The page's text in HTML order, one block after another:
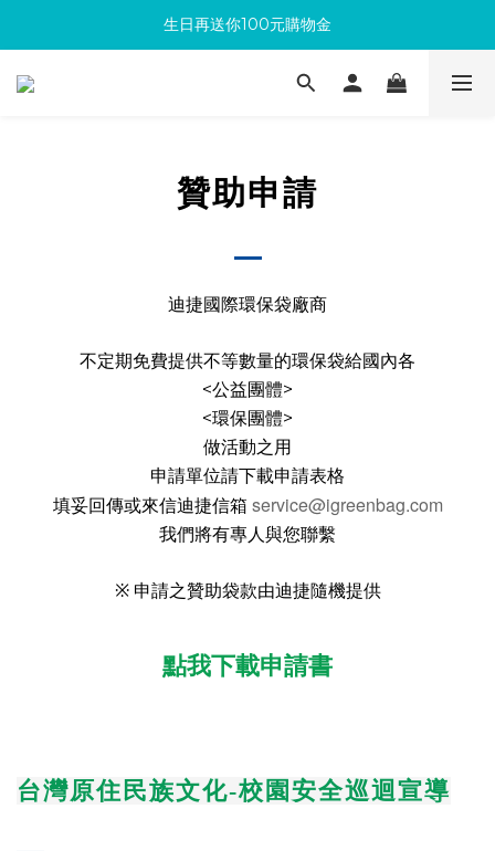
滿300回饋10%購物金
生日再送你100元購物金
加入成為新會員 馬上領取50元購物金
贊助申請
迪捷國際環保袋廠商
不定期免費提供不等數量的環保袋給國內各
<公益團體>
<環保團體>
做活動之用
申請單位請下載申請表格
填妥回傳或來信迪捷信箱 service@igreenbag.com
我們將有專人與您聯繫
※ 申請之贊助袋款由迪捷隨機提供
點我下載申請書
台灣原住民族文化-校園安全巡迴宣導